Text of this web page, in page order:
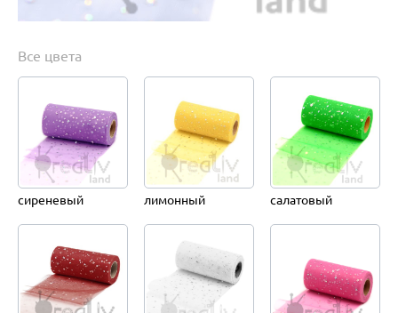
Все цвета
сиреневый лимонный салатовый